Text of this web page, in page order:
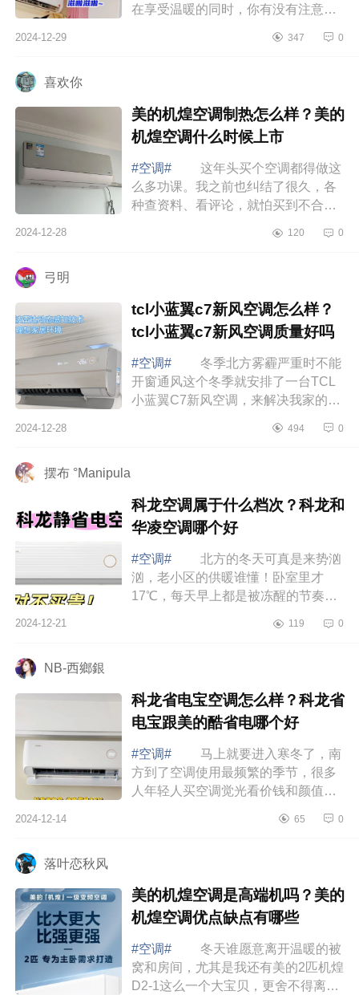
在享受温暖的同时，你有没有注意到
家揭秘空调制热异响背后的真相
2024-12-29 347 0
喜欢你
美的机煌空调制热怎么样？美的
机煌空调什么时候上市
#空调#
这年头买个空调都得做这
么多功课。我之前也纠结了很久，各
种查资料、看评论，就怕买到不合适
键点，选空调也没那么难啦，下面小
2024-12-28 120 0
弓明
tcl小蓝翼c7新风空调怎么样？
tcl小蓝翼c7新风空调质量好吗
#空调#
冬季北方雾霾严重时不能
开窗通风这个冬季就安排了一台TCL
小蓝翼C7新风空调，来解决我家的客
为大家介绍下tcl小蓝翼c7新风空调怎
2024-12-28 494 0
摆布 °Manipula
科龙空调属于什么档次？科龙和
华凌空调哪个好
#空调#
北方的冬天可真是来势汹
汹，老小区的供暖谁懂！卧室里才
17℃，每天早上都是被冻醒的节奏，
面小编为大家介绍下科龙空调属于什
2024-12-21 119 0
NB-西鄉銀
科龙省电宝空调怎么样？科龙省
电宝跟美的酷省电哪个好
#空调#
马上就要进入寒冬了，南
方到了空调使用最频繁的季节，很多
人年轻人买空调觉光看价钱和颜值，
过日子怎能不精打细算，如果空调不
2024-12-14 65 0
落叶恋秋风
美的机煌空调是高端机吗？美的
机煌空调优点缺点有哪些
#空调#
冬天谁愿意离开温暖的被
窝和房间，尤其是我还有美的2匹机煌
D2-1这么一个大宝贝，更舍不得离开